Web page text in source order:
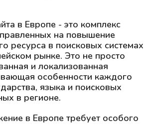
в Европе - это комплекс
на повышение
ресурса в поисковых системах
рынке. Это не просто
и локализованная
особенности каждого
языка и поисковых
в регионе.
в Европе требует особого